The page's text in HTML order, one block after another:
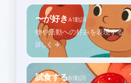
〜が好きA1動詞
物や活動への好みを表現する
詳しく →
試食するB1動詞